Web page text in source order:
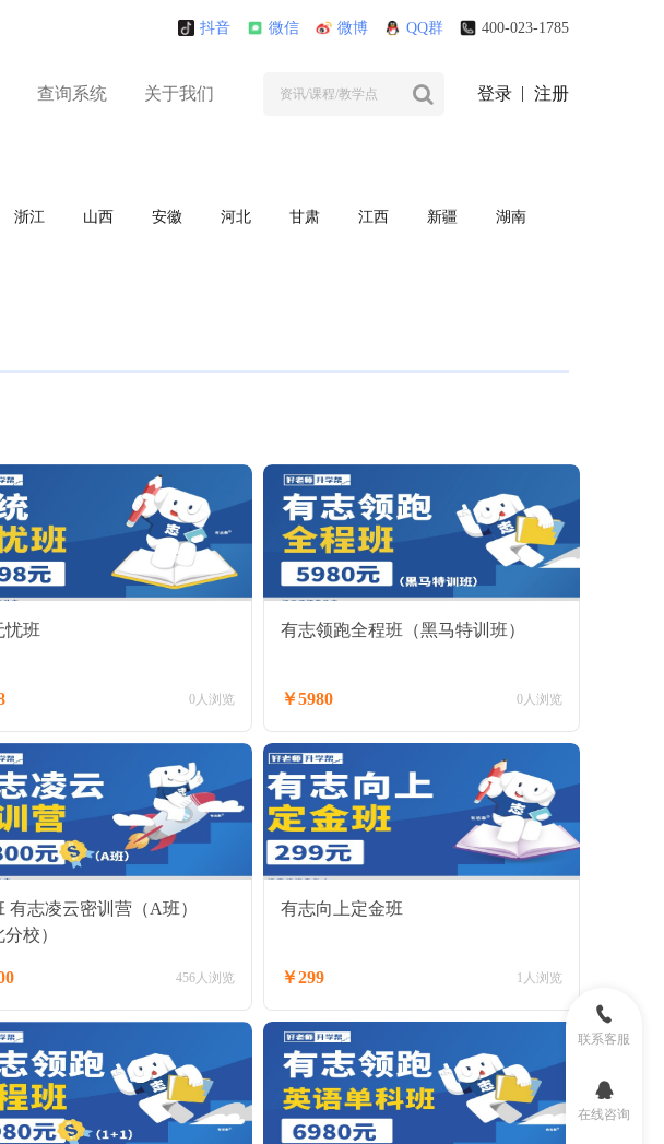
抖音 微信 微博 QQ群 400-023-1785
查询系统 关于我们 登录 注册
联系客服
在线咨询
浙江 山西 安徽 河北 甘肃 江西 新疆 湖南
忧班
0人浏览
有志领跑全程班（黑马特训班）
￥5980 0人浏览
有志凌云密训营（A班）
分校）
456人浏览
有志向上定金班
￥299 1人浏览